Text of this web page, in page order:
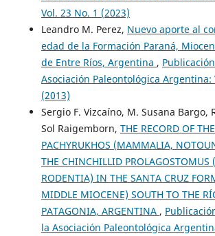
Vol. 23 No. 1 (2023)
Leandro M. Perez, Nuevo aporte al
edad de la Formación Paraná,
de Entre Ríos, Argentina ,
Asociación Paleontológica Argentina:
(2013)
Sergio F. Vizcaíno, M. Susana Bargo,
Sol Raigemborn, THE RECORD OF
PACHYRUKHOS (MAMMALIA,
THE CHINCHILLID
RODENTIA) IN THE SANTA CRUZ
MIDDLE MIOCENE) SOUTH TO THE
PATAGONIA, ARGENTINA ,
la Asociación Paleontológica